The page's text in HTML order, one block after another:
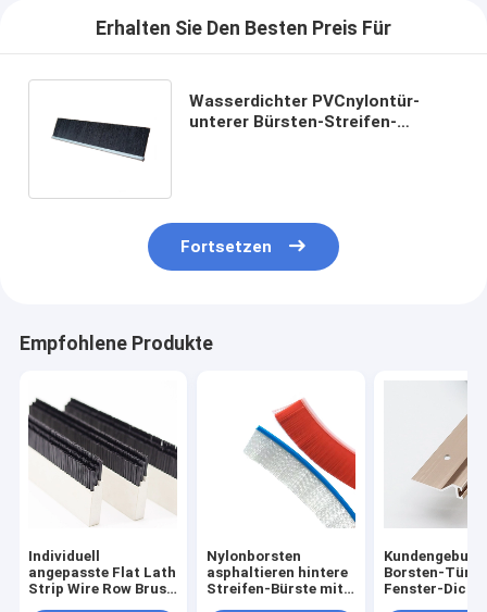
Erhalten Sie Den Besten Preis Für
Wasserdichter PVCnylontür-
unterer Bürsten-Streifen-
Fortsetzen
Empfohlene Produkte
Individuell
angepasste Flat Lath
Strip Wire Row Brush
Nylonborsten
asphaltieren hintere
Streifen-Bürste mit
Borsten-Tür-
Fenster-